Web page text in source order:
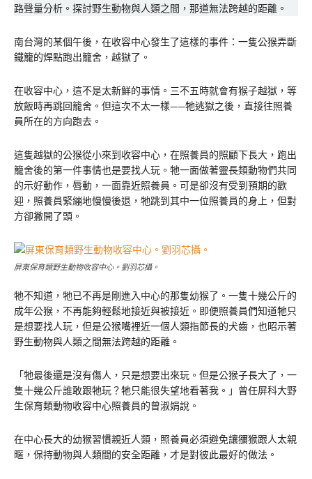
路聲量分析。探討野生動物與人類之間，那道無法跨越的距離。
南台灣的某個午後，在收容中心發生了這樣的事件：一隻公猴弄斷
鐵籠的焊點跑出籠舍，越獄了。
在收容中心，這不是太新鮮的事情。三不五時就會有猴子越獄，等
放飯時再跳回籠舍。但這次不太一樣——牠逃獄之後，直接往照養
員所在的方向跑去。
這隻越獄的公猴從小來到收容中心，在照養員的照顧下長大，跑出
籠舍後的第一件事情也是要找人玩。牠一面做著靈長類動物們共同
的示好動作，唇動，一面靠近照養員。可是卻沒有受到預期的歡
迎，照養員緊繃地慢慢後退，牠跳到其中一位照養員的身上，但對
方卻撇開了頭。
屏東保育類野生動物收容中心。劉羽芯攝。
牠不知道，牠已不再是剛進入中心的那隻幼猴了。一隻十幾公斤的
成年公猴，不再能夠輕鬆地接近與被接近。即便照養員們知道牠只
是想要找人玩，但是公猴嘴裡近一個人類指節長的犬齒，也昭示著
野生動物與人類之間無法跨越的距離。
「牠最後還是沒有傷人，只是想要出來玩。但是公猴子長大了，一
隻十幾公斤誰敢跟牠玩？牠只能很失望地看著我。」曾任屏科大野
生保育類動物收容中心照養員的曾淑娟說。
在中心長大的幼猴習慣親近人類，照養員必須避免讓獼猴跟人太親
暱，保持動物與人類間的安全距離，才是對彼此最好的做法。